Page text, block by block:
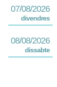
07/08/2026
divendres
08/08/2026
dissabte